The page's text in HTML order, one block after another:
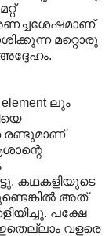
മറ്റൊരു
ലും
രണ്ടുമാണ്
കഥകളിയുടെ
അത്
പക്ഷേ
വളരെ